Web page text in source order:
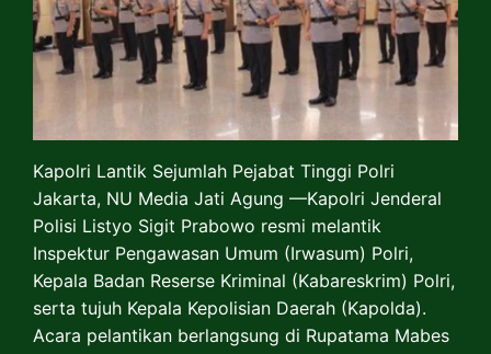
Kapolri Lantik Sejumlah Pejabat Tinggi Polri
Jakarta, NU Media Jati Agung —Kapolri Jenderal
Polisi Listyo Sigit Prabowo resmi melantik
Inspektur Pengawasan Umum (Irwasum) Polri,
Kepala Badan Reserse Kriminal (Kabareskrim) Polri,
serta tujuh Kepala Kepolisian Daerah (Kapolda).
Acara pelantikan berlangsung di Rupatama Mabes